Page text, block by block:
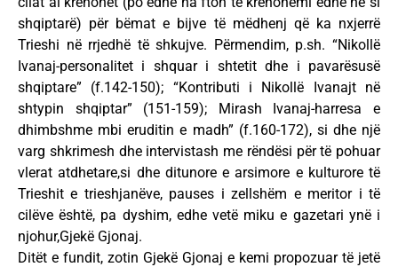
shqiptarë) për bëmat e bijve të mëdhenj që ka nxjerrë
Trieshi në rrjedhë të shkujve. Përmendim, p.sh. “Nikollë
Ivanaj-personalitet i shquar i shtetit dhe i pavarësusë
shqiptare” (f.142-150); “Kontributi i Nikollë Ivanajt në
shtypin shqiptar” (151-159); Mirash Ivanaj-harresa e
dhimbshme mbi eruditin e madh” (f.160-172), si dhe një
varg shkrimesh dhe intervistash me rëndësi për të pohuar
vlerat atdhetare,si dhe ditunore e arsimore e kulturore të
Trieshit e trieshjanëve, pauses i zellshëm e meritor i të
cilëve është, pa dyshim, edhe vetë miku e gazetari ynë i
njohur,Gjekë Gjonaj.
Ditët e fundit, zotin Gjekë Gjonaj e kemi propozuar të jetë